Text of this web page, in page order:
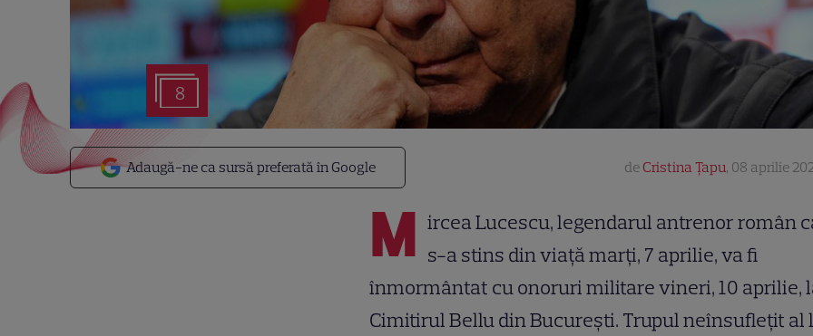
8
Adaugă-ne ca sursă preferată în Google de Cristina Țapu, 08 aprilie
M ircea Lucescu, legendarul antrenor român
s-a stins din viață marți, 7 aprilie, va fi
înmormântat cu onoruri militare vineri, 10 aprilie,
Cimitirul Bellu din București. Trupul neînsuflețit al